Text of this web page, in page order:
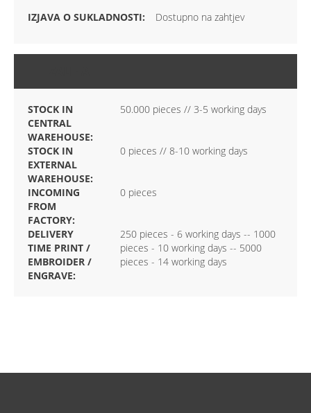
Dostupno na zahtjev
STOCK IN
CENTRAL
WAREHOUSE:
50.000 pieces // 3-5 working days
STOCK IN
EXTERNAL
WAREHOUSE:
0 pieces // 8-10 working days
INCOMING
FROM
FACTORY:
0 pieces
DELIVERY
TIME PRINT /
EMBROIDER /
ENGRAVE:
250 pieces - 6 working days -- 1000
pieces - 10 working days -- 5000
pieces - 14 working days